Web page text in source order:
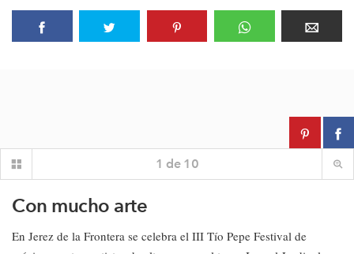
1 de 10
Con mucho arte
En Jerez de la Frontera se celebra el III Tío Pepe Festival de